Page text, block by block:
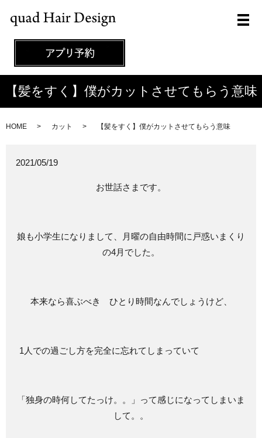
メ
【髪をすく】僕がカットさせてもらう意味
HOME カット 【髪をすく】僕がカットさせてもらう意味
2021/05/19
お世話さまです。
娘も小学生になりまして、月曜の自由時間に戸惑いまくり
の4月でした。
本来なら喜ぶべき ひとり時間なんでしょうけど、
1人での過ごし方を完全に忘れてしまっていて
「独身の時何してたっけ。。」って感じになってしまいま
して。。